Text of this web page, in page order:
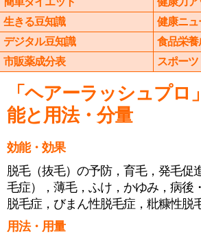
生きる豆知識
健康ニュ
デジタル豆知識
食品栄養
市販薬成分表
スポーツ
「ヘアーラッシュプロ
能と用法・分量
効能・効果
脱毛（抜毛）の予防，育毛，発毛促
毛症），薄毛，ふけ，かゆみ，病後
脱毛症，びまん性脱毛症，粃糠性脱
用法・用量